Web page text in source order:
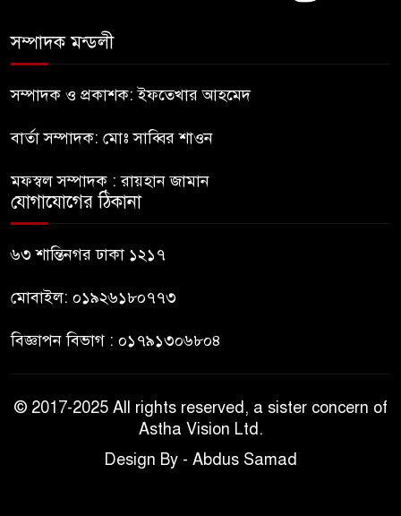
মেট্রিক টন টিয়ার শেল
মানবিক মূল্যবোধ সম্পন্ন বিচারকের
অভাব
সম্পাদক মন্ডলী
সম্পাদক ও প্রকাশক: ইফতেখার আহমেদ
বার্তা সম্পাদক: মোঃ সাব্বির শাওন
মফস্বল সম্পাদক : রায়হান জামান
যোগাযোগের ঠিকানা
৬৩ শান্তিনগর ঢাকা ১২১৭
মোবাইল: ০১৯২৬১৮০৭৭৩
বিজ্ঞাপন বিভাগ : ০১৭৯১৩০৬৮০৪
© 2017-2025 All rights reserved, a sister concern of
Astha Vision Ltd.
Design By - Abdus Samad